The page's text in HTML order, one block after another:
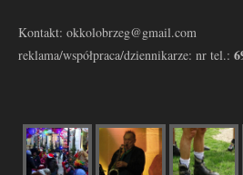
Kontakt: okkolobrzeg@gmail.com
reklama/współpraca/dziennikarze: nr tel.: